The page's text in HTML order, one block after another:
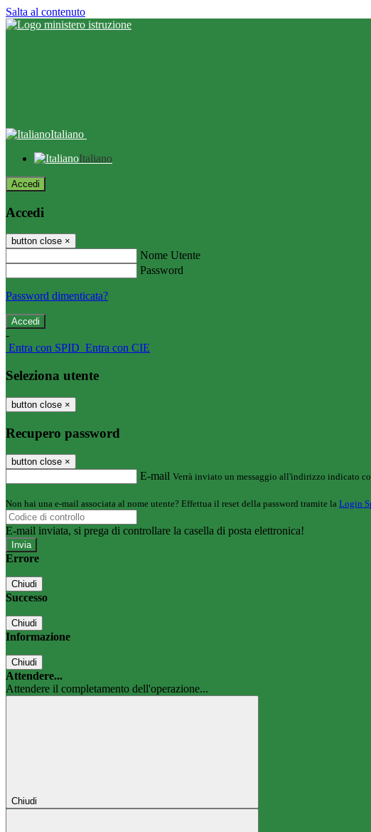
Salta al contenuto
Italiano
Italiano
Accedi
Accedi
button close ×
Nome Utente
Password
Password dimenticata?
-
Entra con SPID Entra con CIE
Seleziona utente
button close ×
Recupero password
button close ×
E-mail Verrà inviato un messaggio all'indirizzo indicato
Non hai una e-mail associata al nome utente? Effettua il reset della password tramite la Login
E-mail inviata, si prega di controllare la casella di posta elettronica!
Errore
Chiudi
Successo
Chiudi
Informazione
Chiudi
Attendere...
Attendere il completamento dell'operazione...
Chiudi